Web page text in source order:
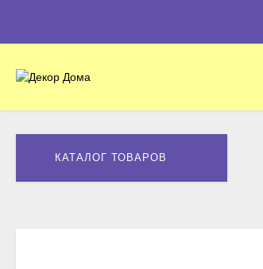
КАТАЛОГ ТОВАРОВ